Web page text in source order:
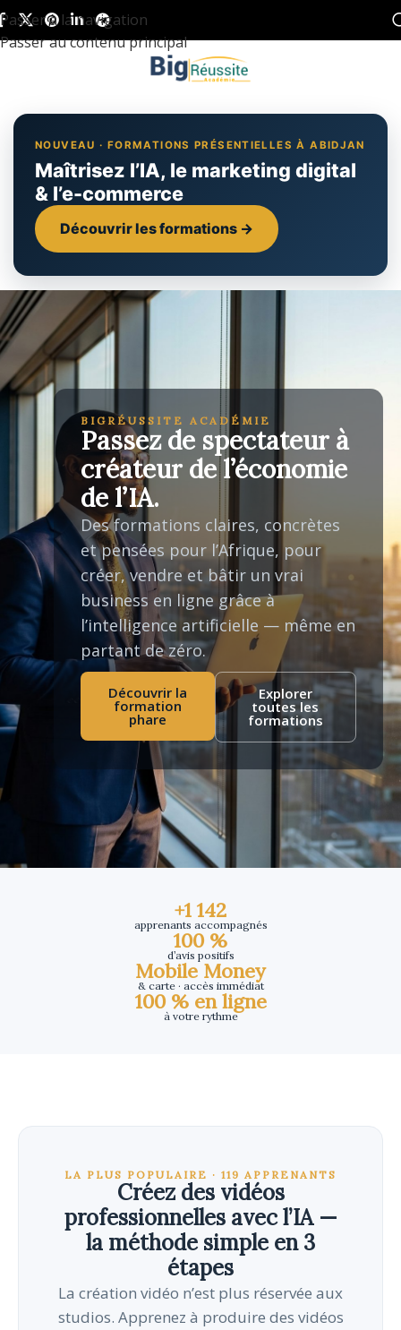
Passer à la navigation
Passer au contenu principal
NOUVEAU · FORMATIONS PRÉSENTIELLES À ABIDJAN
Maîtrisez l’IA, le marketing digital
& l’e-commerce
Découvrir les formations →
BIGRÉUSSITE ACADÉMIE
Passez de spectateur à
créateur de l’économie
de l’IA.
Des formations claires, concrètes
et pensées pour l’Afrique, pour
créer, vendre et bâtir un vrai
business en ligne grâce à
l’intelligence artificielle — même en
partant de zéro.
Découvrir la
formation
phare
Explorer
toutes les
formations
+1 142
apprenants accompagnés
100 %
d’avis positifs
Mobile Money
& carte · accès immédiat
100 % en ligne
à votre rythme
LA PLUS POPULAIRE · 119 APPRENANTS
Créez des vidéos
professionnelles avec l’IA —
la méthode simple en 3
étapes
La création vidéo n’est plus réservée aux
studios. Apprenez à produire des vidéos